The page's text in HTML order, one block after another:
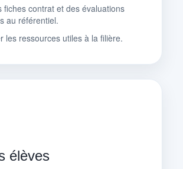
fiches contrat et des évaluations
au référentiel.
les ressources utiles à la filière.
élèves